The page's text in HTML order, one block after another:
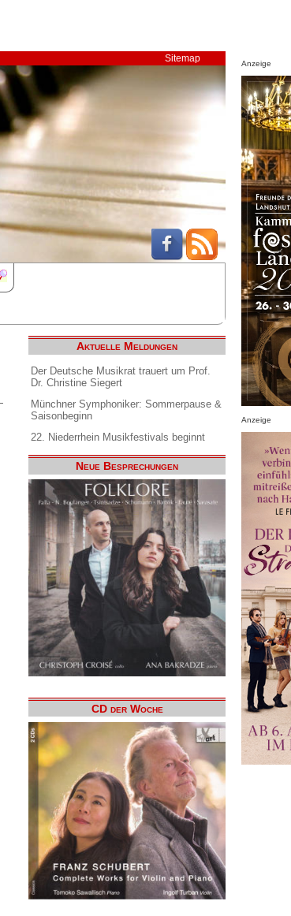
Sitemap
Aktuelle Meldungen
Der Deutsche Musikrat trauert um Prof.
Dr. Christine Siegert
Münchner Symphoniker: Sommerpause &
Saisonbeginn
22. Niederrhein Musikfestivals beginnt
Neue Besprechungen
CD der Woche
Anzeige
Anzeige